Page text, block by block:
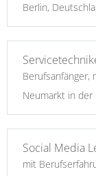
Berlin,
Berufsanfänger,
Neumarkt in der
Social Media
mit